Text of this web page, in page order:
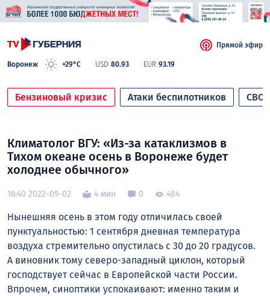
Воронеж +29°C USD 80.93 EUR 93.19
Прямой эфир
Бензиновый кризис Атаки беспилотников СВО
Климатолог ВГУ: «Из-за катаклизмов в
Тихом океане осень в Воронеже будет
холоднее обычного»
16:40 2022-09-02 4 мин 0 484
Нынешняя осень в этом году отличилась своей
пунктуальностью: 1 сентября дневная температура
воздуха стремительно опустилась с 30 до 20 градусов.
А виновник тому северо-западный циклон, который
господствует сейчас в Европейской части России.
Впрочем, синоптики успокаивают: именно таким и